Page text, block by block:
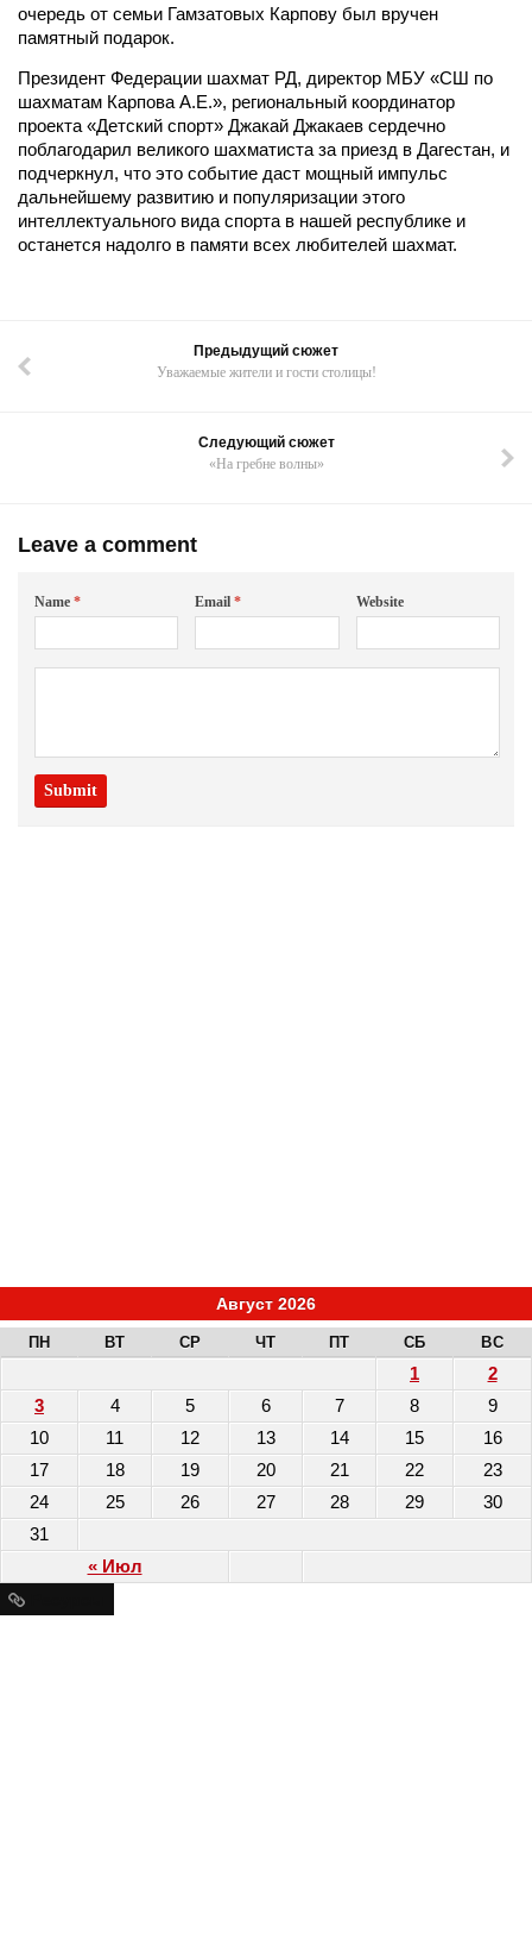
очередь от семьи Гамзатовых Карпову был вручен
памятный подарок.
Президент Федерации шахмат РД, директор МБУ «СШ по
шахматам Карпова А.Е.», региональный координатор
проекта «Детский спорт» Джакай Джакаев сердечно
поблагодарил великого шахматиста за приезд в Дагестан, и
подчеркнул, что это событие даст мощный импульс
дальнейшему развитию и популяризации этого
интеллектуального вида спорта в нашей республике и
останется надолго в памяти всех любителей шахмат.
Предыдущий сюжет
Уважаемые жители и гости столицы!
Следующий сюжет
«На гребне волны»
Leave a comment
Name * Email* Website
Август 2026
ПН ВТ СР ЧТ ПТ СБ ВС
« Июл
1
2
3
4 5 6 7 8
9
10
11 12 13 14 15
16
17
18 19 20 21 22
23
24
25 26 27 28 29
30
31